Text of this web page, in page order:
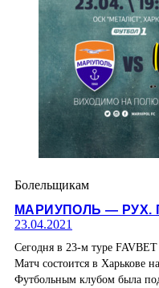
Болельщикам
МАРИУПОЛЬ — РУХ.
23.04.2021
Сегодня в 23-м туре
Матч состоится в Харькове
Футбольным клубом была